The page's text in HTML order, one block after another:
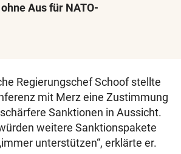
Aus für NATO-
Regierungschef Schoof stellte
mit Merz eine Zustimmung
Sanktionen in Aussicht.
weitere Sanktionspakete
unterstützen“, erklärte er.